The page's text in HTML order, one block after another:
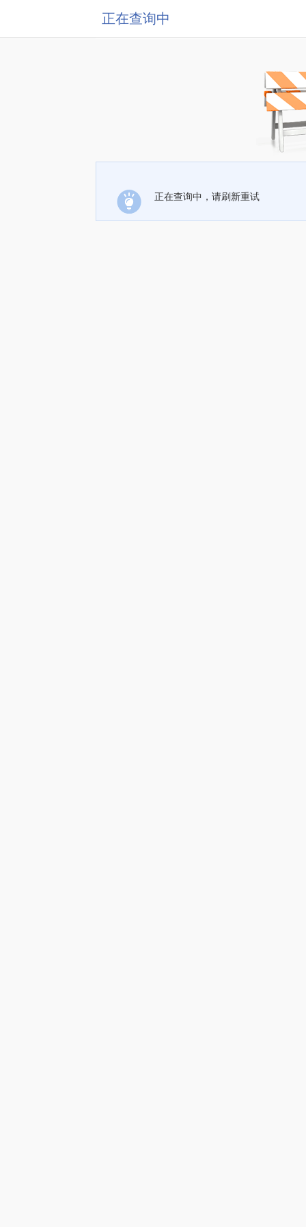
正在查询中
正在查询中，请刷新重试